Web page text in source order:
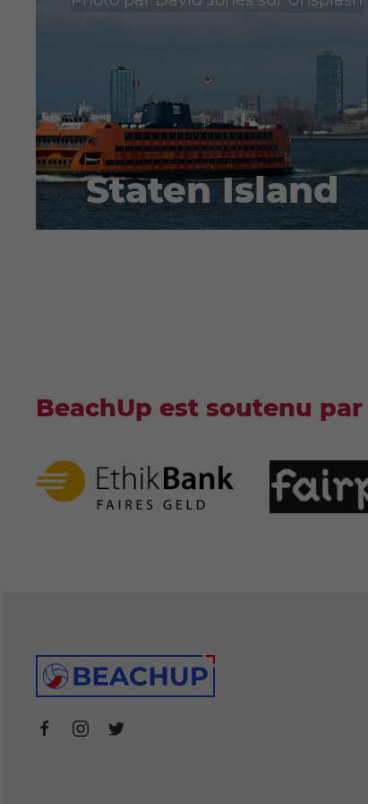
Staten Island
BeachUp est soutenu par